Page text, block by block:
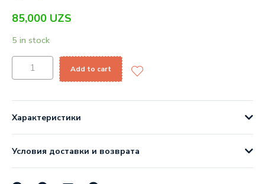
85,000 UZS
5 in stock
Add to cart
Характеристики
Условия доставки и возврата